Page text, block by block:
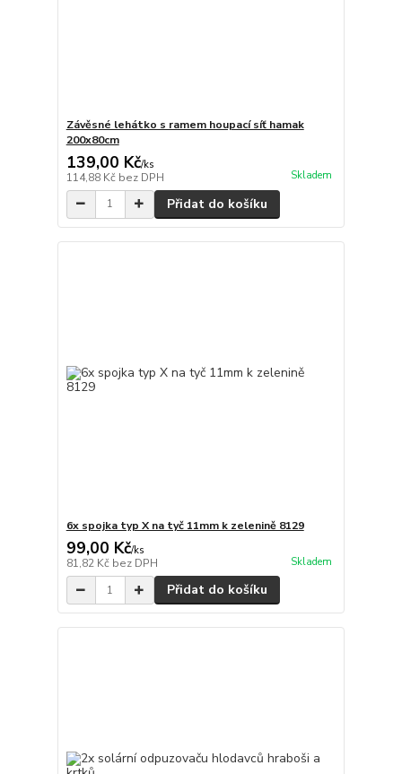
Závěsné lehátko s ramem houpací síť hamak
200x80cm
139,00 Kč/ks
114,88 Kč bez DPH Skladem
Přidat do košíku
6x spojka typ X na tyč 11mm k zelenině 8129
99,00 Kč/ks
81,82 Kč bez DPH Skladem
Přidat do košíku